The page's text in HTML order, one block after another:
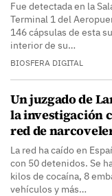
Fue detectada en la
Terminal 1 del
146 cápsulas de esta
interior de su…
BIOSFERA DIGITAL
Un juzgado de
la investigación
red de
La red ha caído en
con 50 detenidos. Se
kilos de cocaína, 8
vehículos y más…